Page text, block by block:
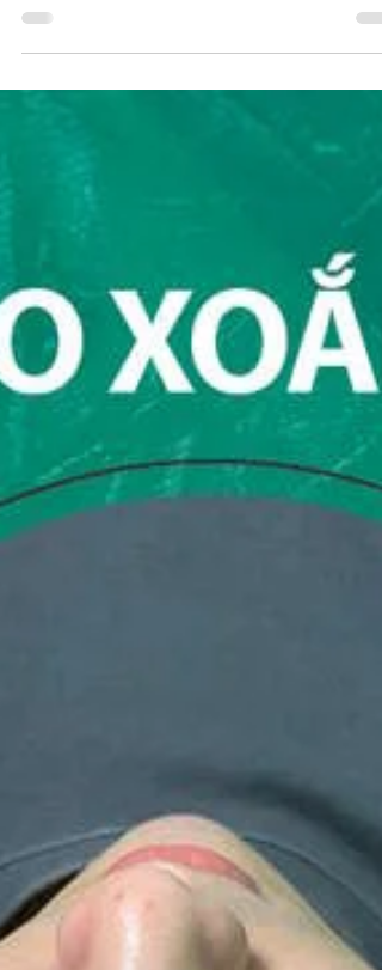
phương pháp làm đẹp phổ biến không chỉ dành